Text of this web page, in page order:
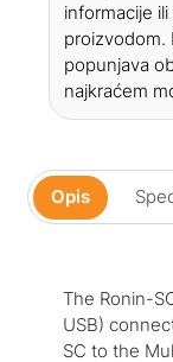
informacije
proizvodom.
popunjava
najkraćem
Opis
The Ronin-
USB)
SC to the